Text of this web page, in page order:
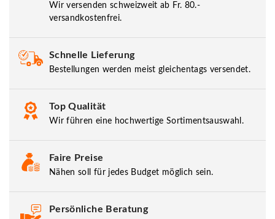
Wir versenden schweizweit ab Fr. 80.-
versandkostenfrei.
Schnelle Lieferung
Bestellungen werden meist gleichentags versendet.
Top Qualität
Wir führen eine hochwertige Sortimentsauswahl.
Faire Preise
Nähen soll für jedes Budget möglich sein.
Persönliche Beratung